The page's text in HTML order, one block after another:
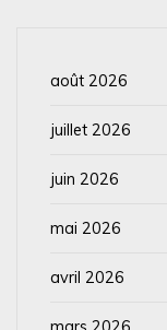
août 2026
juillet 2026
juin 2026
mai 2026
avril 2026